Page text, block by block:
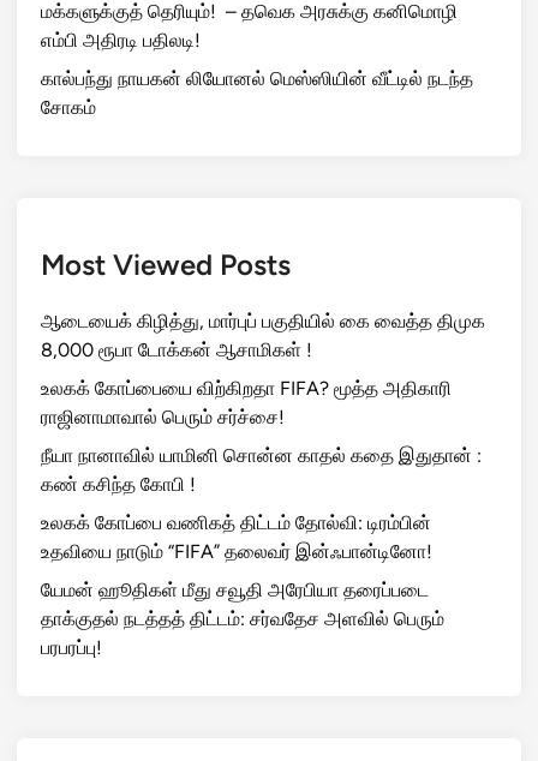
மக்களுக்குத் தெரியும்! – தவெக அரசுக்கு கனிமொழி
எம்பி அதிரடி பதிலடி!
கால்பந்து நாயகன் லியோனல் மெஸ்ஸியின் வீட்டில் நடந்த
சோகம்
Most Viewed Posts
ஆடையைக் கிழித்து, மார்புப் பகுதியில் கை வைத்த திமுக
8,000 ரூபா டோக்கன் ஆசாமிகள் !
உலகக் கோப்பையை விற்கிறதா FIFA? மூத்த அதிகாரி
ராஜினாமாவால் பெரும் சர்ச்சை!
நீயா நானாவில் யாமினி சொன்ன காதல் கதை இதுதான் :
கண் கசிந்த கோபி !
உலகக் கோப்பை வணிகத் திட்டம் தோல்வி: டிரம்பின்
உதவியை நாடும் “FIFA” தலைவர் இன்ஃபான்டினோ!
யேமன் ஹூதிகள் மீது சவூதி அரேபியா தரைப்படை
தாக்குதல் நடத்தத் திட்டம்: சர்வதேச அளவில் பெரும்
பரபரப்பு!